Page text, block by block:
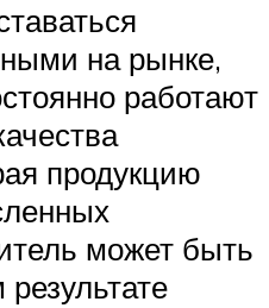
на рынке,
работают
продукцию
может быть